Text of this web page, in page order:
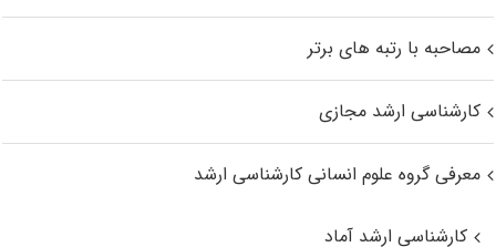
مصاحبه با رتبه های برتر
کارشناسی ارشد مجازی
معرفی گروه علوم انسانی کارشناسی ارشد
کارشناسی ارشد آماد